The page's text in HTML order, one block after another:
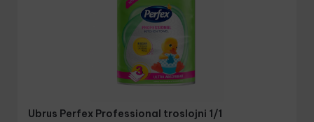
Ubrus Perfex Professional troslojni 1/1